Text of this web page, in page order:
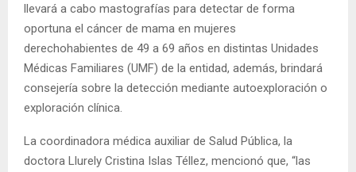
llevará a cabo mastografías para detectar de forma
oportuna el cáncer de mama en mujeres
derechohabientes de 49 a 69 años en distintas Unidades
Médicas Familiares (UMF) de la entidad, además, brindará
consejería sobre la detección mediante autoexploración o
exploración clínica.
La coordinadora médica auxiliar de Salud Pública, la
doctora Llurely Cristina Islas Téllez, mencionó que, “las